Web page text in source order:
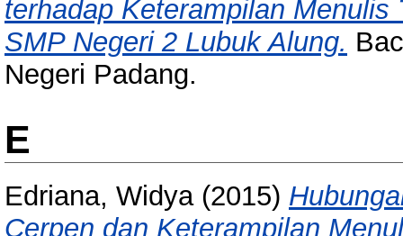
terhadap Keterampilan
SMP Negeri 2 Lubuk Alung.
Negeri Padang.
E
Edriana, Widya(2015)
Cerpen dan Keterampilan